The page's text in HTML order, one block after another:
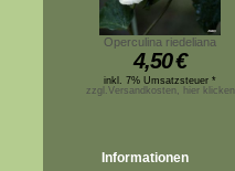
Operculina riedeliana
4,50€
inkl. 7% Umsatzsteuer *
zzgl.Versandkosten, hier klicken
Informationen